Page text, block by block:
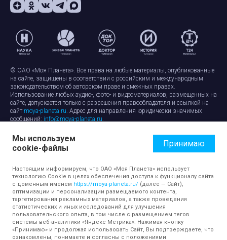
© ОАО «Моя Планета». Все права на любые материалы, опубликованные
на сайте, защищены в соответствии с российским и международным
законодательством об авторском праве и смежных правах.
Использование любых аудио-, фото- и видеоматериалов, размещенных на
сайте, допускается только с разрешения правообладателя и ссылкой на
сайт moya-planeta.ru. Адрес для направления юридически значимых
сообщений: info@moya-planeta.ru.
Правила сайтаРабота с cookie-файлами
Защита персональных данных
Обработка персональных данных
Мы используем
cookie-файлы
Принимаю
Настоящим информируем, что ОАО «Моя Планета» использует
технологию Cookie в целях обеспечения доступа к функционалу сайта
с доменным именем https://moya-planeta.ru/ (далее — Сайт),
оптимизации и персонализации размещаемого контента,
таргетирования рекламных материалов, а также проведения
статистических и иных исследований для улучшения
пользовательского опыта, в том числе с размещением тегов
системы веб-аналитики «Яндекс Метрика». Нажимая кнопку
«Принимаю» и продолжая использовать Сайт, Вы подтверждаете, что
ознакомлены, понимаете и согласны с положениями